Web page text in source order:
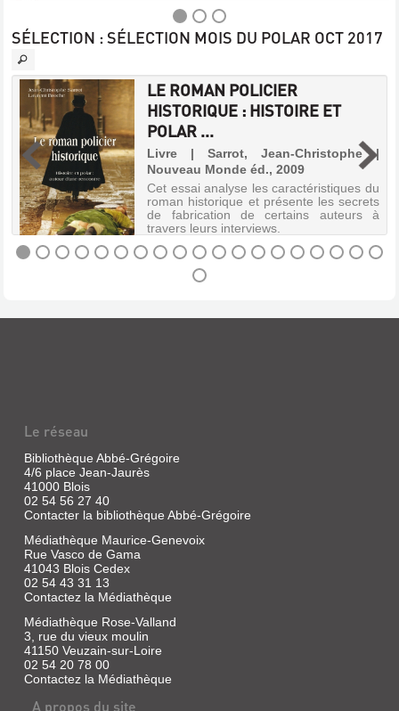
LES
INVISIBLES
Livre
|
Ellory,
Roger
Jon
|
Sonatine
éditions,
2026
New
police
locale,
enquête
sur
son
premier
meurtre,
celui
d'une
institutrice.
A
côté
du
corps,
message
tiré
de
la
Divine
de
SÉLECTION : SÉLECTION MOIS DU POLAR OCT 2017
LE ROMAN POLICIER
HISTORIQUE : HISTOIRE ET
POLAR ...
Livre | Sarrot, Jean-Christophe |
Nouveau Monde éd., 2009
Cet essai analyse les caractéristiques du
roman historique et présente les secrets
de fabrication de certains auteurs à
travers leurs interviews.
POLAR
...
Livre
|
Sarrot,
Jean-
Christophe
|
Nouveau
Monde
éd.,
2009
Cet
essai
analyse
les
caractéristiques
du
Le réseau
Bibliothèque Abbé-Grégoire
4/6 place Jean-Jaurès
41000 Blois
02 54 56 27 40
Contacter la bibliothèque Abbé-Grégoire
Médiathèque Maurice-Genevoix
Rue Vasco de Gama
41043 Blois Cedex
02 54 43 31 13
Contactez la Médiathèque
Médiathèque Rose-Valland
3, rue du vieux moulin
41150 Veuzain-sur-Loire
02 54 20 78 00
Contactez la Médiathèque
A propos du site